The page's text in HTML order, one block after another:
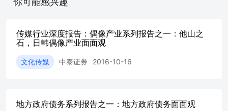
其股价表现对主动资金流动的敏感度相对更高。 被动基金主
品规模已降至3600亿左右，回落至2023年末水平，预计后续
的边际压力将有所减弱。此外，银行板块在沪深300指数中的
面影响也将边际减弱。在个股权重分布上，招商银行、兴业
的影响。在个股持仓层面，华夏银行（北向持股/自由流通股
传媒行业深度报告：偶像产业系列报告之一：他山之
石，日韩偶像产业面面观
文化传媒 中泰证券 2016-10-16
地方政府债务系列报告之一：地方政府债务面面观